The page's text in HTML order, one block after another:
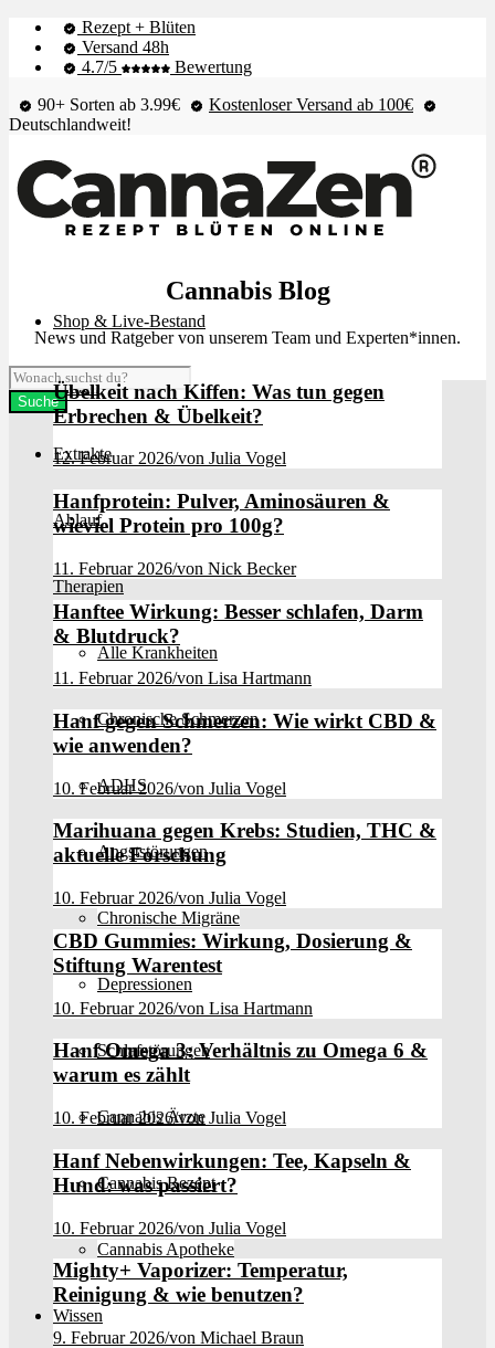
Rezept + Blüten
Versand 48h
4.7/5
Bewertung
90+ Sorten ab 3.99€
Kostenloser Versand ab 100€
Deutschlandweit!
Shop & Live-Bestand
Blüten
Extrakte
Ablauf
Therapien
Alle Krankheiten
Chronische Schmerzen
ADHS
Angststörungen
Chronische Migräne
Depressionen
Schlafstörungen
Cannabis Ärzte
Cannabis Rezept
Cannabis Apotheke
Wissen
Cannabis Blog
News und Ratgeber von unserem Team und Experten*innen.
Übelkeit nach Kiffen: Was tun gegen
Erbrechen & Übelkeit?
12. Februar 2026/von Julia Vogel
Hanfprotein: Pulver, Aminosäuren &
wieviel Protein pro 100g?
11. Februar 2026/von Nick Becker
Hanftee Wirkung: Besser schlafen, Darm
& Blutdruck?
11. Februar 2026/von Lisa Hartmann
Hanf gegen Schmerzen: Wie wirkt CBD &
wie anwenden?
10. Februar 2026/von Julia Vogel
Marihuana gegen Krebs: Studien, THC &
aktuelle Forschung
10. Februar 2026/von Julia Vogel
CBD Gummies: Wirkung, Dosierung &
Stiftung Warentest
10. Februar 2026/von Lisa Hartmann
Hanf Omega 3: Verhältnis zu Omega 6 &
warum es zählt
10. Februar 2026/von Julia Vogel
Hanf Nebenwirkungen: Tee, Kapseln &
Hund: was passiert?
10. Februar 2026/von Julia Vogel
Mighty+ Vaporizer: Temperatur,
Reinigung & wie benutzen?
9. Februar 2026/von Michael Braun